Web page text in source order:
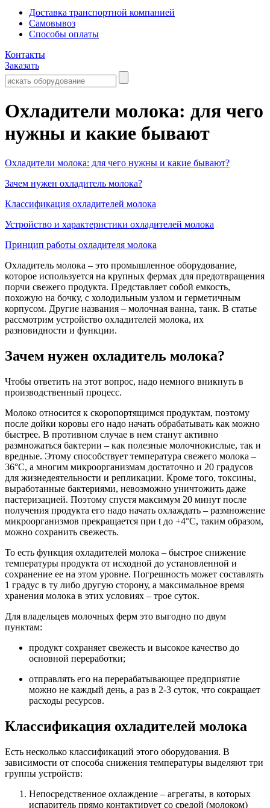
Доставка транспортной компанией
Самовывоз
Способы оплаты
Контакты
Заказать
Охладители молока: для чего
нужны и какие бывают
Охладители молока: для чего нужны и какие бывают?
Зачем нужен охладитель молока?
Классификация охладителей молока
Устройство и характеристики охладителей молока
Принцип работы охладителя молока
Охладитель молока – это промышленное оборудование,
которое используется на крупных фермах для предотвращения
порчи свежего продукта. Представляет собой емкость,
похожую на бочку, с холодильным узлом и герметичным
корпусом. Другие названия – молочная ванна, танк. В статье
рассмотрим устройство охладителей молока, их
разновидности и функции.
Зачем нужен охладитель молока?
Чтобы ответить на этот вопрос, надо немного вникнуть в
производственный процесс.
Молоко относится к скоропортящимся продуктам, поэтому
после дойки коровы его надо начать обрабатывать как можно
быстрее. В противном случае в нем станут активно
размножаться бактерии – как полезные молочнокислые, так и
вредные. Этому способствует температура свежего молока –
36°С, а многим микроорганизмам достаточно и 20 градусов
для жизнедеятельности и репликации. Кроме того, токсины,
выработанные бактериями, невозможно уничтожить даже
пастеризацией. Поэтому спустя максимум 20 минут после
получения продукта его надо начать охлаждать – размножение
микроорганизмов прекращается при t до +4°С, таким образом,
можно сохранить свежесть.
То есть функция охладителей молока – быстрое снижение
температуры продукта от исходной до установленной и
сохранение ее на этом уровне. Погрешность может составлять
1 градус в ту либо другую сторону, а максимальное время
хранения молока в этих условиях – трое суток.
Для владельцев молочных ферм это выгодно по двум
пунктам:
продукт сохраняет свежесть и высокое качество до
основной переработки;
отправлять его на перерабатывающее предприятие
можно не каждый день, а раз в 2-3 суток, что сокращает
расходы ресурсов.
Классификация охладителей молока
Есть несколько классификаций этого оборудования. В
зависимости от способа снижения температуры выделяют три
группы устройств:
Непосредственное охлаждение – агрегаты, в которых
испаритель прямо контактирует со средой (молоком)